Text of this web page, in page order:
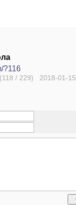
?116
/ 229) 2018-01-15